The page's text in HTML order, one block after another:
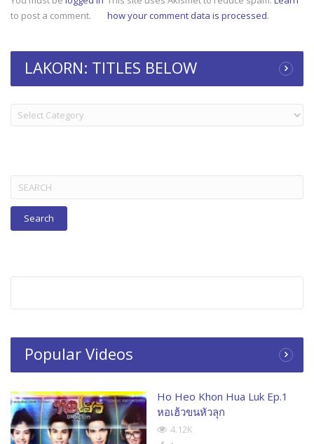
to post a comment.
how your comment data is processed.
LAKORN: TITLES BELOW
LAKORN:
TITLES
Search
for:
Popular Videos
Ho Heo Khon Hua Luk Ep.1
หอเฮ้วขนหัวลุก
4.12K